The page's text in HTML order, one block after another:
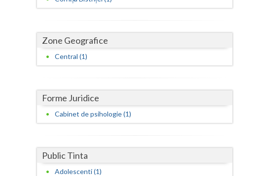
Galati
Harghita
Iasi
Maramures
Zone Geografice
Central (1)
Forme Juridice
Cabinet de psihologie (1)
Public Tinta
Adolescenti (1)